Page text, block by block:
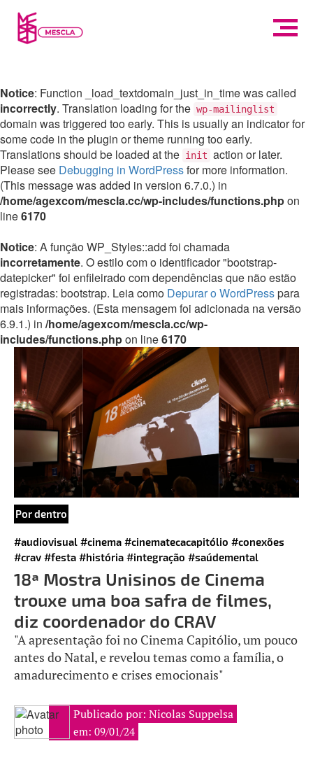
Notice: Function _load_textdomain_just_in_time was called
incorrectly. Translation loading for the wp-mailinglist
domain was triggered too early. This is usually an indicator for
some code in the plugin or theme running too early.
Translations should be loaded at the init action or later.
Please see Debugging in WordPressfor more information.
(This message was added in version 6.7.0.) in
/home/agexcom/mescla.cc/wp-includes/functions.phpon
line6170
Notice: A função WP_Styles::add foi chamada
incorretamente. O estilo com o identificador "bootstrap-
datepicker" foi enfileirado com dependências que não estão
registradas: bootstrap. Leia como Depurar o WordPresspara
mais informações. (Esta mensagem foi adicionada na versão
6.9.1.) in /home/agexcom/mescla.cc/wp-
includes/functions.phpon line6170
Por dentro
#audiovisual #cinema #cinematecacapitólio #conexões
#crav #festa #história #integração #saúdemental
18ª Mostra Unisinos de Cinema
trouxe uma boa safra de filmes,
diz coordenador do CRAV
"A apresentação foi no Cinema Capitólio, um pouco
antes do Natal, e revelou temas como a família, o
amadurecimento e crises emocionais"
Publicado por: Nicolas Suppelsa
em: 09/01/24